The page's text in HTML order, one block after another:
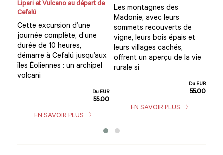
Lipari et Vulcano au départ de
Cefalú
Cette excursion d’une
journée complète, d’une
durée de 10 heures,
démarre à Cefalú jusqu’aux
îles Éoliennes : un archipel
volcani
Du EUR
55.00
EN SAVOIR PLUS
Les montagnes des
Madonie, avec leurs
sommets recouverts de
vigne, leurs bois épais et
leurs villages cachés,
offrent un aperçu de la vie
rurale si
Du EUR
55.00
EN SAVOIR PLUS